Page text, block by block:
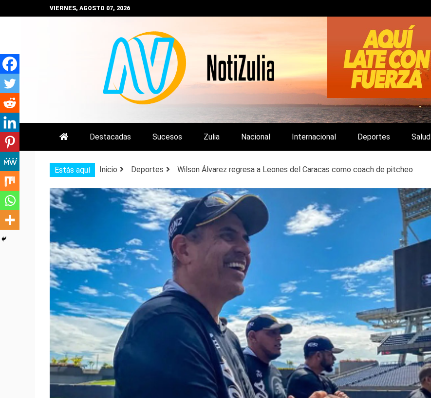
al
VIERNES, AGOSTO 07, 2026
NOTIZULIA
NOTICIAS DEL ZULIA, VENEZUELA Y DE INTERÉS GENERAL.
Destacadas Sucesos Zulia Nacional Internacional Deportes Salud
Estás aquí Inicio Deportes Wilson Álvarez regresa a Leones del Caracas como coach de pitcheo